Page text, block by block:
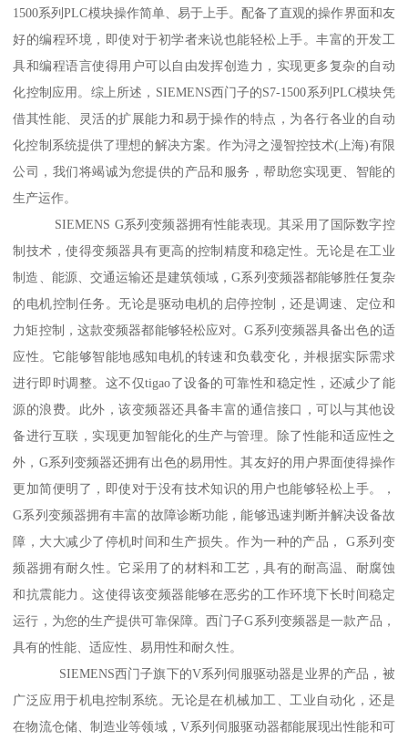
1500系列PLC模块操作简单、易于上手。配备了直观的操作界面和友
好的编程环境，即使对于初学者来说也能轻松上手。丰富的开发工
具和编程语言使得用户可以自由发挥创造力，实现更多复杂的自动
化控制应用。综上所述，SIEMENS西门子的S7-1500系列PLC模块凭
借其性能、灵活的扩展能力和易于操作的特点，为各行各业的自动
化控制系统提供了理想的解决方案。作为浔之漫智控技术(上海)有限
公司，我们将竭诚为您提供的产品和服务，帮助您实现更、智能的
生产运作。
SIEMENS G系列变频器拥有性能表现。其采用了国际数字控
制技术，使得变频器具有更高的控制精度和稳定性。无论是在工业
制造、能源、交通运输还是建筑领域，G系列变频器都能够胜任复杂
的电机控制任务。无论是驱动电机的启停控制，还是调速、定位和
力矩控制，这款变频器都能够轻松应对。G系列变频器具备出色的适
应性。它能够智能地感知电机的转速和负载变化，并根据实际需求
进行即时调整。这不仅tigao了设备的可靠性和稳定性，还减少了能
源的浪费。此外，该变频器还具备丰富的通信接口，可以与其他设
备进行互联，实现更加智能化的生产与管理。除了性能和适应性之
外，G系列变频器还拥有出色的易用性。其友好的用户界面使得操作
更加简便明了，即使对于没有技术知识的用户也能够轻松上手。，
G系列变频器拥有丰富的故障诊断功能，能够迅速判断并解决设备故
障，大大减少了停机时间和生产损失。作为一种的产品， G系列变
频器拥有耐久性。它采用了的材料和工艺，具有的耐高温、耐腐蚀
和抗震能力。这使得该变频器能够在恶劣的工作环境下长时间稳定
运行，为您的生产提供可靠保障。西门子G系列变频器是一款产品，
具有的性能、适应性、易用性和耐久性。
SIEMENS西门子旗下的V系列伺服驱动器是业界的产品，被
广泛应用于机电控制系统。无论是在机械加工、工业自动化，还是
在物流仓储、制造业等领域，V系列伺服驱动器都能展现出性能和可